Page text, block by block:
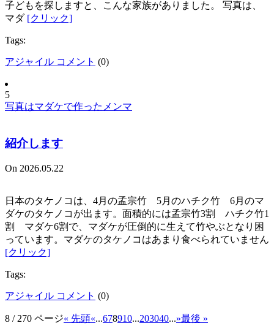
子どもを探しますと、こんな家族がありました。 写真は、
マダ [クリック]
Tags:
アジャイル コメント (0)
5
写真はマダケで作ったメンマ
紹介します
On 2026.05.22
日本のタケノコは、4月の孟宗竹 5月のハチク竹 6月のマ
ダケのタケノコが出ます。面積的には孟宗竹3割 ハチク竹1
割 マダケ6割で、マダケが圧倒的に生えて竹やぶとなり困
っています。マダケのタケノコはあまり食べられていません
[クリック]
Tags:
アジャイル コメント (0)
8 / 270 ページ« 先頭«...678910...203040...»最後 »